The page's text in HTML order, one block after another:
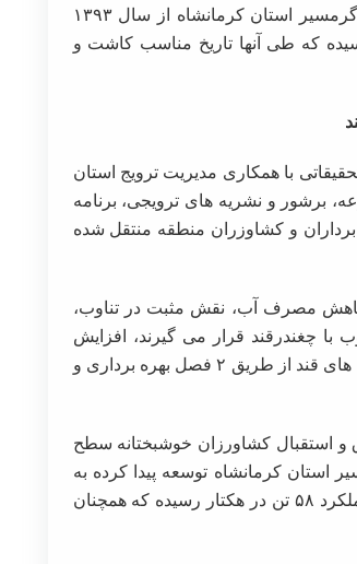
برهمین اساس در راستای توسعه کشت پائیزه چغندرقند در مناطق گرمسیر استان کرمانشاه از سال ۱۳۹۳
که طی آنها تاریخ مناسب کاشت و
با همکاری مدیریت ترویج استان
برشور و نشریه های ترویجی، برنامه
و کشاوزران منطقه منتقل شده
کاهش مصرف آب، نقش مثبت در تناوب،
چغندرقند قرار می گیرند، افزایش
درآمد کشاورزان، اشتغال زایی در منطقه، افزایش تولید شکر کارخانه های قند از طریق ۲ فصل بهره برداری و
و استقبال کشاورزان خوشبختانه سطح
کرمانشاه توسعه پیدا کرده به
طوریکه در سالهای اخیر سطح زیر کشت به حدود ۲ هزار هکتار با عملکرد ۵۸ تن در هکتار رسیده که همچنان